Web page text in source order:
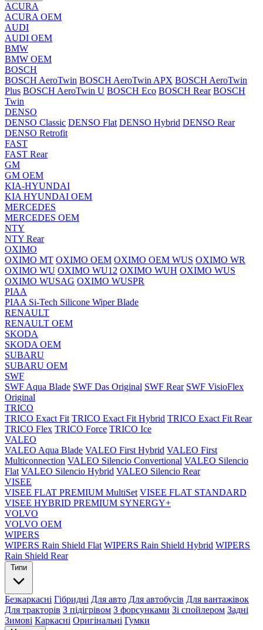
ACURA
ACURA OEM
AUDI
AUDI OEM
BMW
BMW OEM
BOSCH
BOSCH AeroTwin BOSCH AeroTwin APX BOSCH AeroTwin
Plus BOSCH AeroTwin U BOSCH Eco BOSCH Rear BOSCH
Twin
DENSO
DENSO Classic DENSO Flat DENSO Hybrid DENSO Rear
DENSO Retrofit
FAST
FAST Rear
GM
GM OEM
KIA-HYUNDAI
KIA HYUNDAI OEM
MERCEDES
MERCEDES OEM
NTY
NTY Rear
OXIMO
OXIMO MT OXIMO OEM OXIMO OEM WUS OXIMO WR
OXIMO WU OXIMO WU12 OXIMO WUH OXIMO WUS
OXIMO WUSAG OXIMO WUSPR
PIAA
PIAA Si-Tech Silicone Wiper Blade
RENAULT
RENAULT OEM
SKODA
SKODA OEM
SUBARU
SUBARU OEM
SWF
SWF Aqua Blade SWF Das Original SWF Rear SWF VisioFlex
Original
TRICO
TRICO Exact Fit TRICO Exact Fit Hybrid TRICO Exact Fit Rear
TRICO Flex TRICO Force TRICO Ice
VALEO
VALEO Aqua Blade VALEO First Hybrid VALEO First
Multiconnection VALEO Silencio Convertional VALEO Silencio
Flat VALEO Silencio Hybrid VALEO Silencio Rear
VISEE
VISEE FLAT PREMIUM MultiSet VISEE FLAT STANDARD
VISEE HYBRID PREMIUM SYNERGY+
VOLVO
VOLVO OEM
WIPERS
WIPERS Rain Shield Flat WIPERS Rain Shield Hybrid WIPERS
Rain Shield Rear
Типи
Безкаркасні Гібридні Для авто Для автобусів Для вантажівок
Для тракторів З підігрівом З форсунками Зі спойлером Задні
Зимові Каркасні Оригінальні Гумки